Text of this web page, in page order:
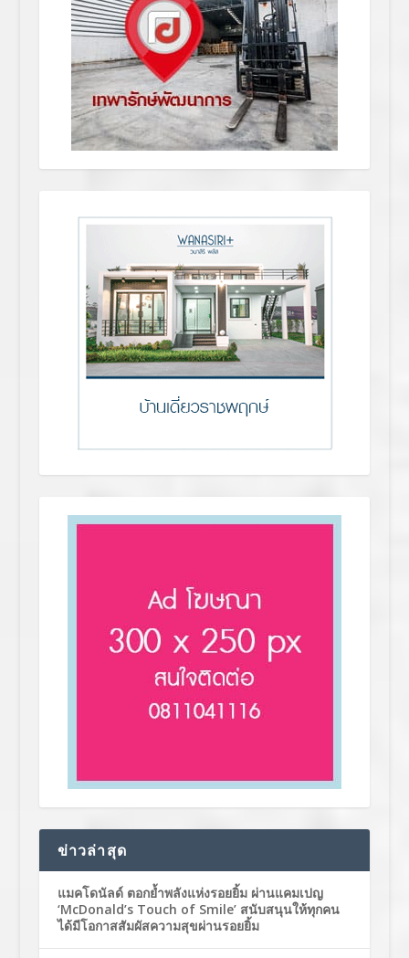
ข่าวล่าสุด
แมคโดนัลด์ ตอกย้ำพลังแห่งรอยยิ้ม ผ่านแคมเปญ
‘McDonald’s Touch of Smile’ สนับสนุนให้ทุกคน
ได้มีโอกาสสัมผัสความสุขผ่านรอยยิ้ม